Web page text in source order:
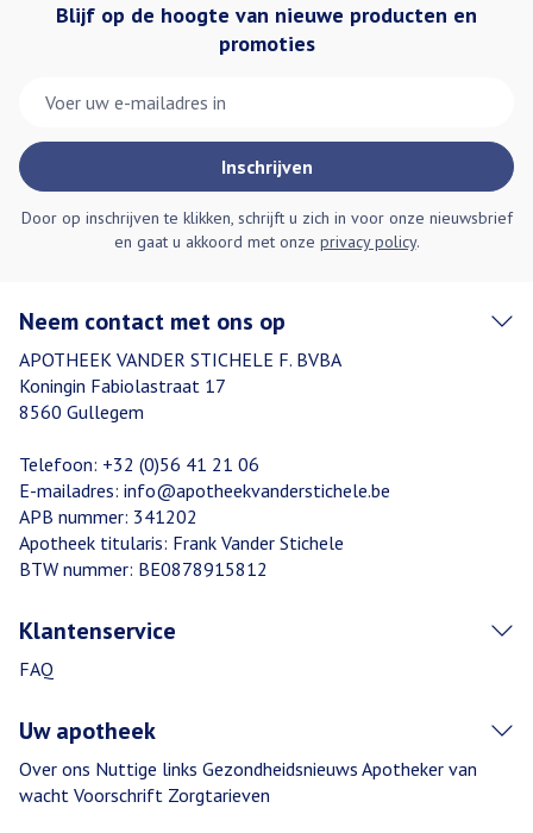
Blijf op de hoogte van nieuwe producten en
promoties
Inschrijven
Door op inschrijven te klikken, schrijft u zich in voor onze nieuwsbrief
en gaat u akkoord met onze privacy policy.
Neem contact met ons op
APOTHEEK VANDER STICHELE F. BVBA
Koningin Fabiolastraat 17
8560 Gullegem
Telefoon: +32 (0)56 41 21 06
E-mailadres: info@apotheekvanderstichele.be
APB nummer: 341202
Apotheek titularis: Frank Vander Stichele
BTW nummer: BE0878915812
Klantenservice
FAQ
Uw apotheek
Over ons Nuttige links Gezondheidsnieuws Apotheker van
wacht Voorschrift Zorgtarieven